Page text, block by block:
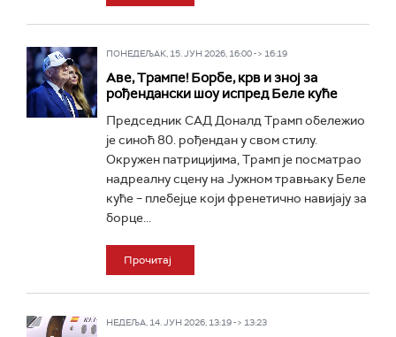
ПОНЕДЕЉАК, 15. ЈУН 2026, 16:00 -> 16:19
Аве, Трампе! Борбе, крв и зној за
рођендански шоу испред Беле куће
Председник САД Доналд Трамп обележио
је синоћ 80. рођендан у свом стилу.
Окружен патрицијима, Трамп је посматрао
надреалну сцену на Јужном травњаку Беле
куће – плебејце који френетично навијају за
борце...
Прочитај
НЕДЕЉА, 14. ЈУН 2026, 13:19 -> 13:23